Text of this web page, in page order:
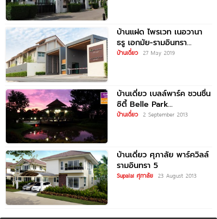
บ้านแฝด ไพรเวท เนอวานา
ธรู เอกมัย-รามอินทรา
Private Nirvana
บ้านเดี่ยว 27 May 2019
บ้านเดี่ยว เบลล์พาร์ค ชวนชื่น
ซิตี้ Belle Park
Chuanchuen City
บ้านเดี่ยว 2 September 2013
บ้านเดี่ยว ศุภาลัย พาร์ควิลล์
รามอินทรา 5
Supalai ศุภาลัย 23 August 2013